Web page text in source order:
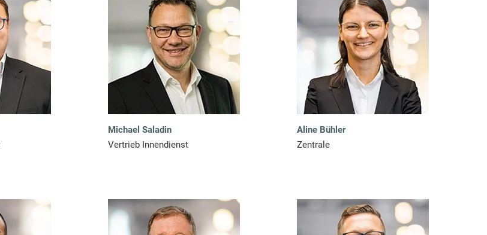
Michael Saladin
Vertrieb Innendienst
Aline Bühler
Zentrale